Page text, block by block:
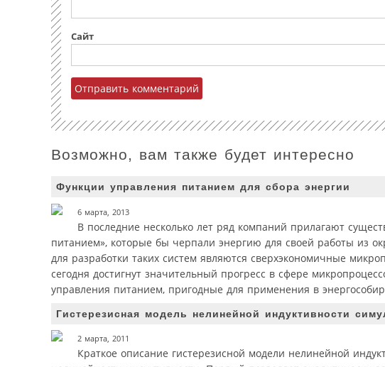
Сайт
Возможно, вам также будет интересно
Функции управления питанием для сбора энергии
6 марта, 2013
В последние несколько лет ряд компаний прилагают
питанием», которые бы черпали энергию для своей работы из
для разработки таких систем являются сверхэкономичные
сегодня достигнут значительный прогресс в сфере
управления питанием, пригодные для применения в
Гистерезисная модель нелинейной индуктивности
2 марта, 2011
Краткое описание гистерезисной модели нелинейной